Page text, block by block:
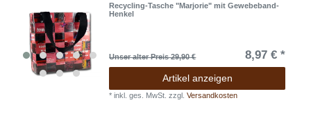
Recycling-Tasche "Marjorie" mit Gewebeband-
Henkel
Unser alter Preis 29,90 € 8,97 € *
Artikel anzeigen
*inkl. ges. MwSt. zzgl.Versandkosten